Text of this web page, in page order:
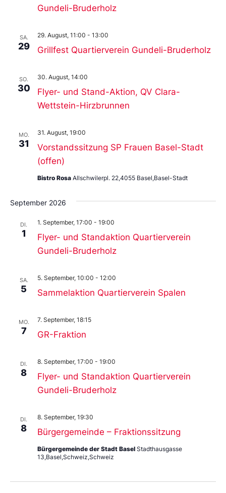
Gundeli-Bruderholz
SA.
29 Grillfest Quartierverein Gundeli-Bruderholz
29. August, 11:00 - 13:00
SO.
30
Flyer- und Stand-Aktion, QV Clara-
Wettstein-Hirzbrunnen
30. August, 14:00
MO.
31
Vorstandssitzung SP Frauen Basel-Stadt
(offen)
31. August, 19:00
Bistro Rosa Allschwilerpl. 22,4055 Basel,Basel-Stadt
September 2026
DI.
1
Flyer- und Standaktion Quartierverein
Gundeli-Bruderholz
1. September, 17:00 - 19:00
SA.
5 Sammelaktion Quartierverein Spalen
5. September, 10:00 - 12:00
MO.
7 GR-Fraktion
7. September, 18:15
DI.
8
Flyer- und Standaktion Quartierverein
Gundeli-Bruderholz
8. September, 17:00 - 19:00
DI.
8 Bürgergemeinde – Fraktionssitzung
8. September, 19:30
Bürgergemeinde der Stadt Basel Stadthausgasse
13,Basel,Schweiz,Schweiz